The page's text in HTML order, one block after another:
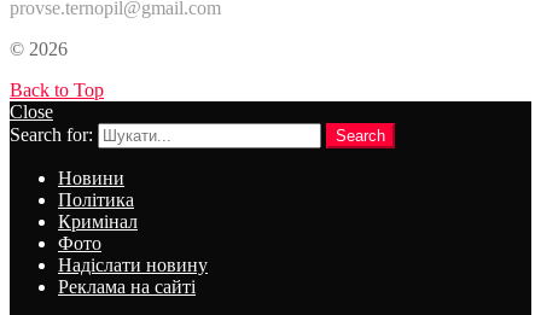
provse.ternopil@gmail.com
© 2026
Back to Top
Close
Search for:
Search
Новини
Політика
Кримінал
Фото
Надіслати новину
Реклама на сайті